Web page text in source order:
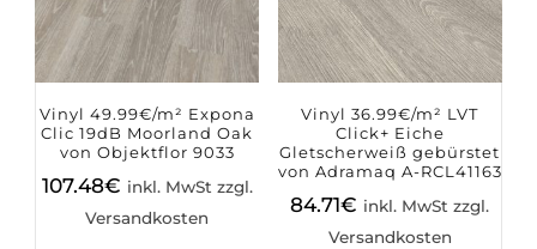
Vinyl 49.99€/m² Expona
Clic 19dB Moorland Oak
von Objektflor 9033
107.48€ inkl. MwSt zzgl.
Versandkosten
Vinyl 36.99€/m² LVT
Click+ Eiche
Gletscherweiß gebürstet
von Adramaq A-RCL41163
84.71€ inkl. MwSt zzgl.
Versandkosten